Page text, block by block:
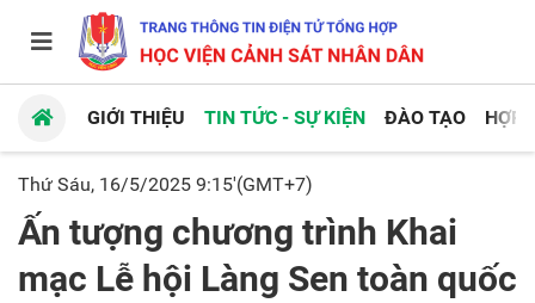
GIỚI THIỆU TIN TỨC - SỰ KIỆN ĐÀO TẠO HỢP
Thứ Sáu, 16/5/2025 9:15'(GMT+7)
Ấn tượng chương trình Khai
mạc Lễ hội Làng Sen toàn quốc